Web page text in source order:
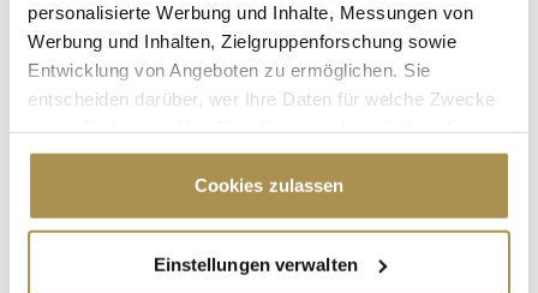
personalisierte Werbung und Inhalte, Messungen von
Werbung und Inhalten, Zielgruppenforschung sowie
Entwicklung von Angeboten zu ermöglichen. Sie
entscheiden darüber, wer Ihre Daten für welche Zwecke
Cookie-Erklärung oder durch Klicken auf das Privacy
Trigger Symbol ändern oder widerrufen
Informationen über Ihre geografische Lage
Cookies zulassen
Einstellungen verwalten